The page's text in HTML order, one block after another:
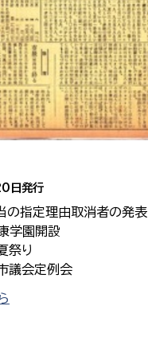
日発行
指定理由取消者の発表
学園開設
祭り
議会定例会